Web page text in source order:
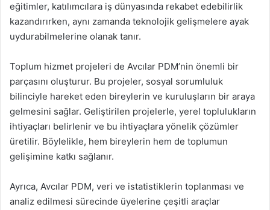
eğitimler, katılımcılara iş dünyasında rekabet edebilirlik
kazandırırken, aynı zamanda teknolojik gelişmelere ayak
uydurabilmelerine olanak tanır.
Toplum hizmet projeleri de Avcılar PDM’nin önemli bir
parçasını oluşturur. Bu projeler, sosyal sorumluluk
bilinciyle hareket eden bireylerin ve kuruluşların bir araya
gelmesini sağlar. Geliştirilen projelerle, yerel toplulukların
ihtiyaçları belirlenir ve bu ihtiyaçlara yönelik çözümler
üretilir. Böylelikle, hem bireylerin hem de toplumun
gelişimine katkı sağlanır.
Ayrıca, Avcılar PDM, veri ve istatistiklerin toplanması ve
analiz edilmesi sürecinde üyelerine çeşitli araçlar